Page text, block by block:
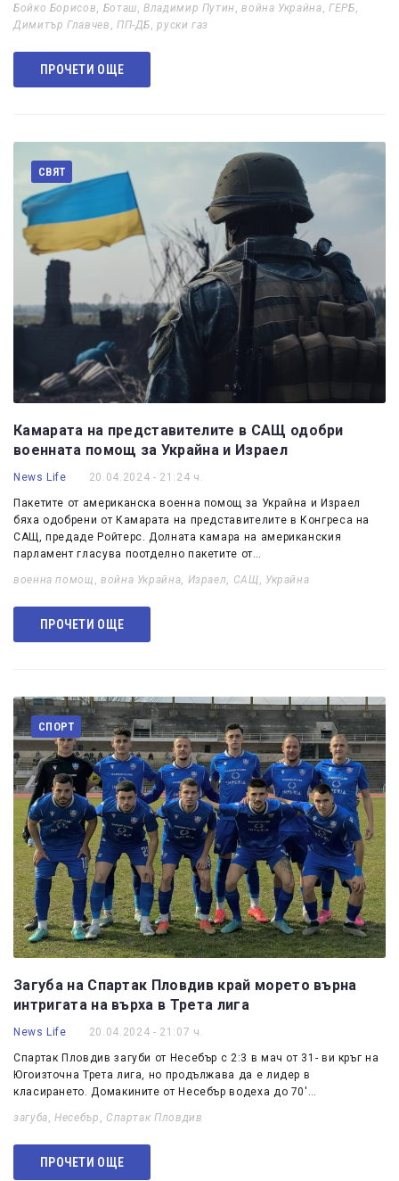
Бойко Борисов, Боташ,Владимир Путин ,война Украйна, ГЕРБ,
Димитър Главчев , ПП-ДБ,руски газ
ПРОЧЕТИ ОЩЕ
СВЯТ
Камарата на представителите в САЩ одобри
военната помощ за Украйна и Израел
News Life 20.04.2024 - 21:24 ч.
Пакетите от американска военна помощ за Украйна и Израел
бяха одобрени от Камарата на представителите в Конгреса на
САЩ, предаде Ройтерс. Долната камара на американския
парламент гласува поотделно пакетите от…
военна помощ , война Украйна, Израел, САЩ, Украйна
ПРОЧЕТИ ОЩЕ
СПОРТ
Загуба на Спартак Пловдив край морето върна
интригата на върха в Трета лига
News Life 20.04.2024 - 21:07 ч.
Спартак Пловдив загуби от Несебър с 2:3 в мач от 31- ви кръг на
Югоизточна Трета лига, но продължава да е лидер в
класирането. Домакините от Несебър водеха до 70′…
загуба,Несебър , Спартак Пловдив
ПРОЧЕТИ ОЩЕ